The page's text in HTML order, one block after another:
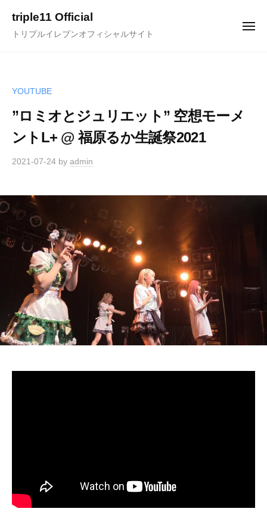
triple11 Official
トリプルイレブンオフィシャルサイト
メ
YOUTUBE
”ロミオとジュリエット” 空想モーメ
ントL+ @ 福原るか生誕祭2021
2021-07-24 by admin